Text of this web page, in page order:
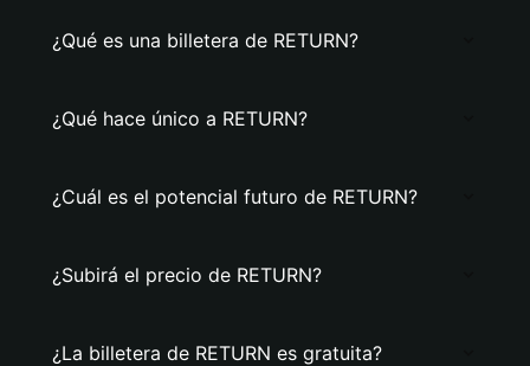
¿Qué es una billetera de RETURN?
¿Qué hace único a RETURN?
¿Cuál es el potencial futuro de RETURN?
¿Subirá el precio de RETURN?
¿La billetera de RETURN es gratuita?